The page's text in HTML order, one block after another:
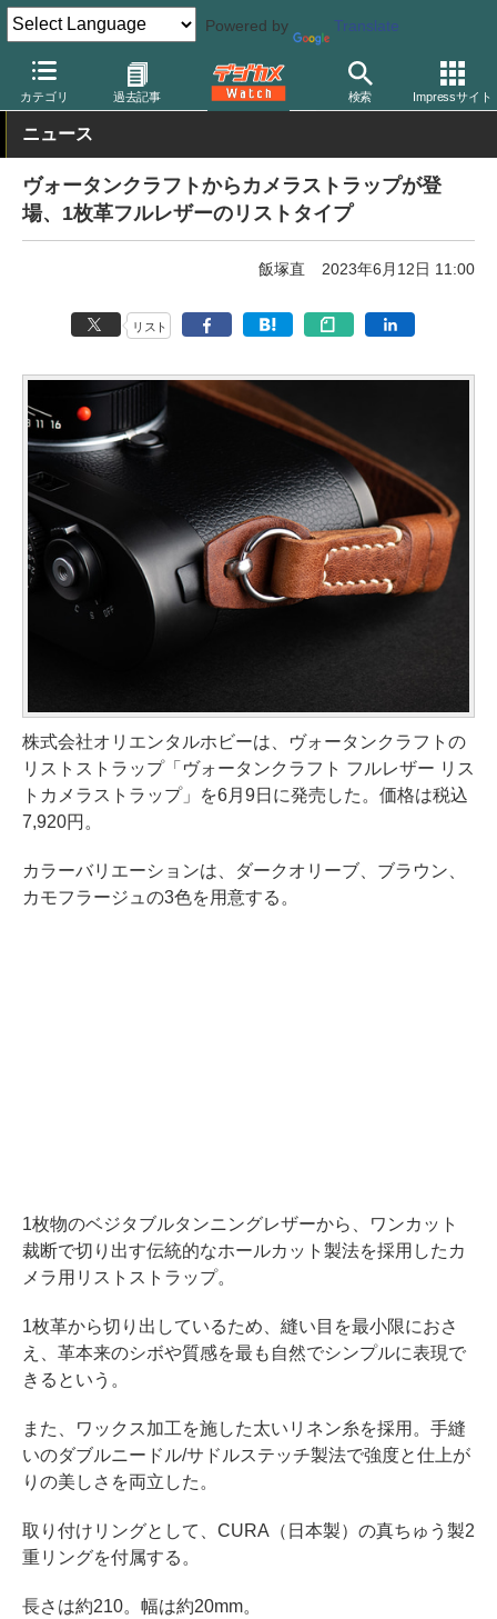
Powered by Translate
カテゴリ 過去記事 検索 Impressサイト
デジカメ Watch 撮影用品 ストラップ
ニュース
ヴォータンクラフトからカメラストラップが登
場、1枚革フルレザーのリストタイプ
飯塚直 2023年6月12日 11:00
リスト
株式会社オリエンタルホビーは、ヴォータンクラフトの
リストストラップ「ヴォータンクラフト フルレザー リス
トカメラストラップ」を6月9日に発売した。価格は税込
7,920円。
カラーバリエーションは、ダークオリーブ、ブラウン、
カモフラージュの3色を用意する。
1枚物のベジタブルタンニングレザーから、ワンカット
裁断で切り出す伝統的なホールカット製法を採用したカ
メラ用リストストラップ。
1枚革から切り出しているため、縫い目を最小限におさ
え、革本来のシボや質感を最も自然でシンプルに表現で
きるという。
また、ワックス加工を施した太いリネン糸を採用。手縫
いのダブルニードル/サドルステッチ製法で強度と仕上が
りの美しさを両立した。
取り付けリングとして、CURA（日本製）の真ちゅう製2
重リングを付属する。
長さは約210。幅は約20mm。